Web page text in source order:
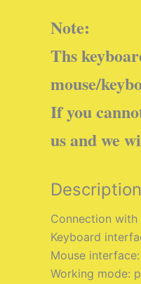
Note:
Ths
mouse/
If you
us and we
Description
Connection
Keyboard
Mouse interface:
Working mode: